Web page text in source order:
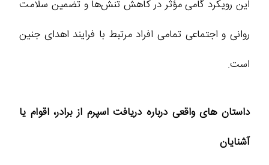
این رویکرد گامی مؤثر در کاهش تنش‌ها و تضمین سلامت
روانی و اجتماعی تمامی افراد مرتبط با فرایند اهدای جنین
است.
داستان‌ های واقعی درباره دریافت اسپرم از برادر، اقوام یا
آشنایان